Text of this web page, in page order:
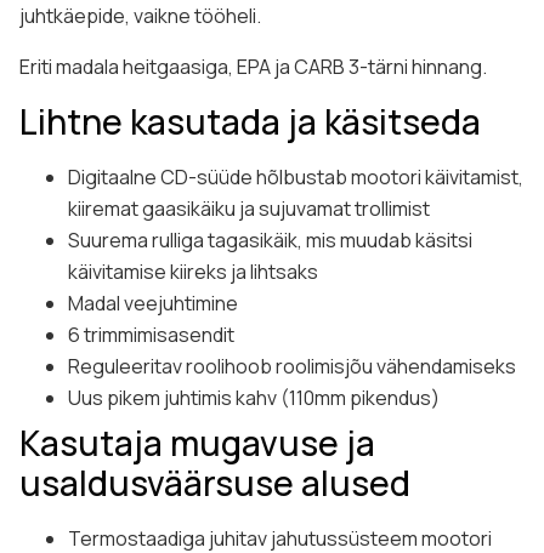
juhtkäepide, vaikne tööheli.
Eriti madala heitgaasiga, EPA ja CARB 3-tärni hinnang.
Lihtne kasutada ja käsitseda
Digitaalne CD-süüde hõlbustab mootori käivitamist,
kiiremat gaasikäiku ja sujuvamat trollimist
Suurema rulliga tagasikäik, mis muudab käsitsi
käivitamise kiireks ja lihtsaks
Madal veejuhtimine
6 trimmimisasendit
Reguleeritav roolihoob roolimisjõu vähendamiseks
Uus pikem juhtimis kahv (110mm pikendus)
Kasutaja mugavuse ja
usaldusväärsuse alused
Termostaadiga juhitav jahutussüsteem mootori